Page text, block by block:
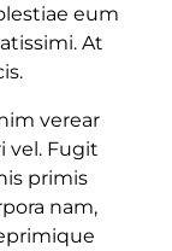
eum
At
verear
vel. Fugit
primis
nam,